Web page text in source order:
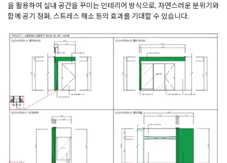
을 활용하여 실내 공간을 꾸미는 인테리어 방식으로, 자연스러운 분위기와
함께 공기 정화, 스트레스 해소 등의 효과를 기대할 수 있습니다.